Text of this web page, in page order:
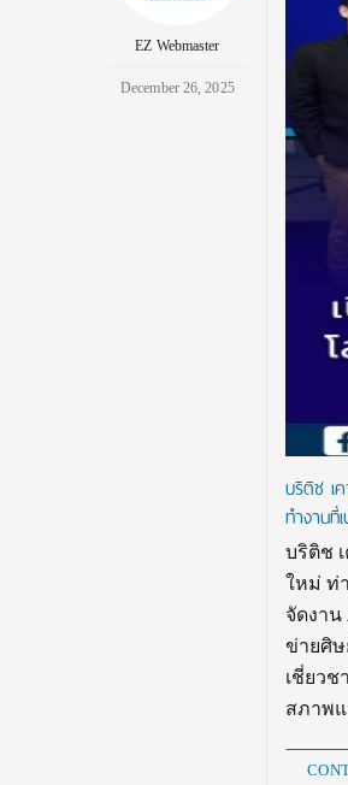
EZ Webmaster
December 26, 2025
บริติช เ
ทำงานที่
บริติช
ใหม่ ท่
จัดงาน
ข่ายศิษ
เชี่ยว
สภาพ